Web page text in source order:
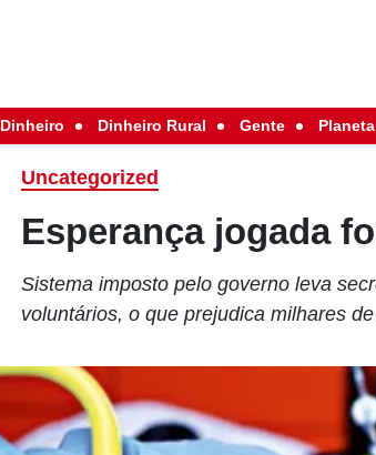
Dinheiro Dinheiro Rural Gente Planeta
Uncategorized
Esperança jogada
Sistema imposto pelo governo leva
voluntários, o que prejudica milhares